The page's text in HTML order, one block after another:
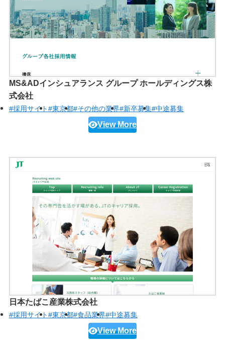
MS&ADインシュアランス グループ ホールディングス株
式会社
#採用サイト#東京都#その他の業界#新卒募集#中途募集
View More
日本たばこ産業株式会社
#採用サイト#東京都#食品業界#中途募集
View More